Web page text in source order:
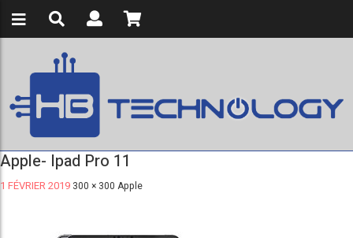
Apple- Ipad Pro 11
1 FÉVRIER 2019 300 × 300 Apple